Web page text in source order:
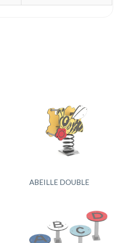
ABEILLE DOUBLE